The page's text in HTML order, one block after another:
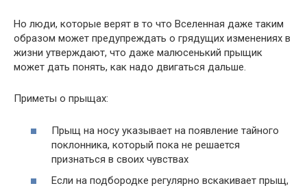
Но люди, которые верят в то что Вселенная даже таким
образом может предупреждать о грядущих изменениях в
жизни утверждают, что даже малюсенький прыщик
может дать понять, как надо двигаться дальше.
Приметы о прыщах:
Прыщ на носу указывает на появление тайного
поклонника, который пока не решается
признаться в своих чувствах
Если на подбородке регулярно вскакивает прыщ,